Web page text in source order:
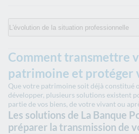
L'évolution de la situation professionnelle
Comment transmettre
patrimoine et protéger
Que votre patrimoine soit déjà constitué
développer, plusieurs solutions existent
partie de vos biens, de votre vivant ou
Les solutions de La Banque
préparer la transmission de